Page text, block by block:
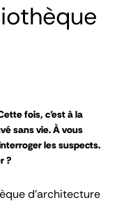
fois, c’est à la
sans vie. À vous
les suspects.
?
d’architecture